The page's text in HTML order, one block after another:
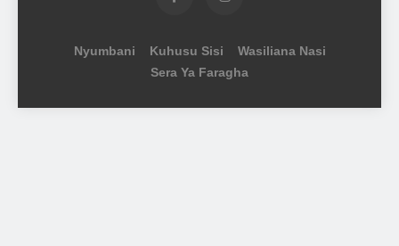
Nyumbani Kuhusu Sisi
Wasiliana Nasi
Sera Ya Faragha